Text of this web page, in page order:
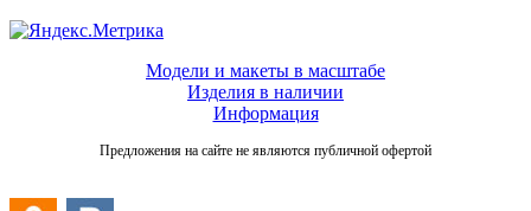
Модели и макеты в масштабе
Изделия в наличии
Информация
Предложения на сайте не являются публичной офертой